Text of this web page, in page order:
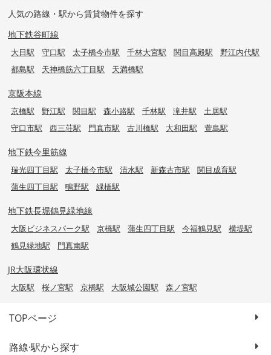
人気の路線・駅から賃貸物件を探す
地下鉄谷町線
大日駅 守口駅 太子橋今市駅 千林大宮駅 関目高殿駅
野江内代駅
都島駅
天神橋筋六丁目駅 天満橋駅
京阪本線
京橋駅 野江駅 関目駅 森小路駅 千林駅 滝井駅
土居駅
守口市駅
西三荘駅 門真市駅 古川橋駅 大和田駅 萱島駅
地下鉄今里筋線
瑞光四丁目駅 太子橋今市駅 清水駅 新森古市駅
関目成育駅
蒲生四丁目駅
鴫野駅 緑橋駅
地下鉄長堀鶴見緑地線
大阪ビジネスパーク駅 京橋駅 蒲生四丁目駅 今福鶴見駅
横堤駅
鶴見緑地駅
門真南駅
JR大阪環状線
大阪駅 桜ノ宮駅 京橋駅 大阪城公園駅 森ノ宮駅
TOPページ
路線·駅から探す